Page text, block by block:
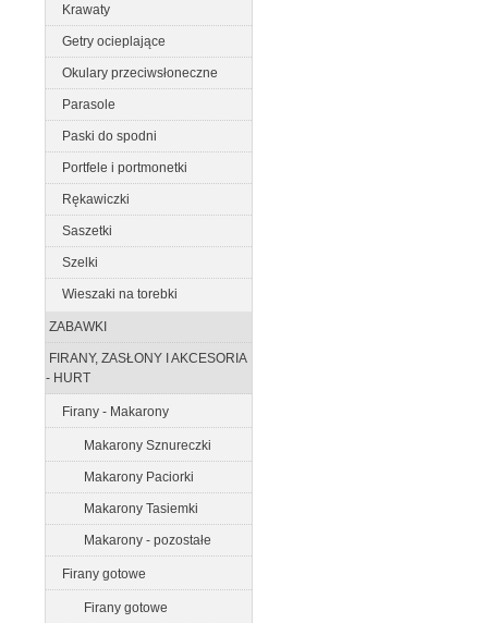
Krawaty
Getry ocieplające
Okulary przeciwsłoneczne
Parasole
Paski do spodni
Portfele i portmonetki
Rękawiczki
Saszetki
Szelki
Wieszaki na torebki
ZABAWKI
FIRANY, ZASŁONY I AKCESORIA
- HURT
Firany - Makarony
Makarony Sznureczki
Makarony Paciorki
Makarony Tasiemki
Makarony - pozostałe
Firany gotowe
Firany gotowe